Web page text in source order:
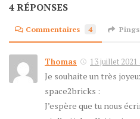
4 RÉPONSES
Commentaires 4 Pings
Thomas 13 juillet 2021
Je souhaite un très
space2bricks :
J’espère que tu nous